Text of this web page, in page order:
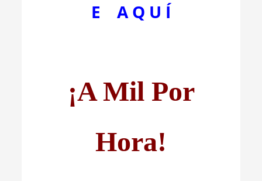
E A Q U Í
¡A Mil Por
Hora!